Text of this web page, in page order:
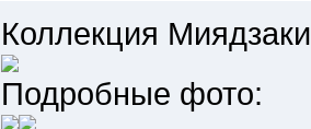
Коллекция
Подробные фото: